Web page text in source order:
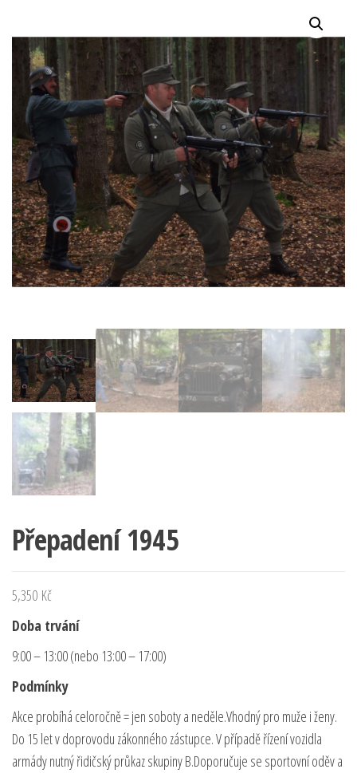
Přepadení 1945
5,350 Kč
Doba trvání
9:00 – 13:00 (nebo 13:00 – 17:00)
Podmínky
Akce probíhá celoročně = jen soboty a neděle.Vhodný pro muže i ženy.
Do 15 let v doprovodu zákonného zástupce. V případě řízení vozidla
armády nutný řidičský průkaz skupiny B.Doporučuje se sportovní oděv a